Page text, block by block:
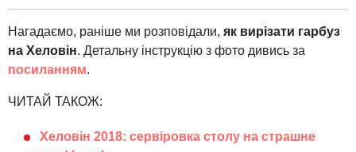
Нагадаємо, раніше ми розповідали, як вирізати гарбуз
на Хеловін. Детальну інструкцію з фото дивись за
посиланням.
ЧИТАЙ ТАКОЖ:
Хеловін 2018: сервіровка столу на страшне